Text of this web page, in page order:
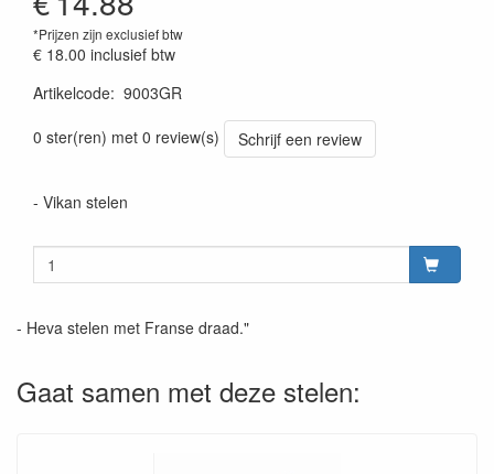
*Prijzen zijn exclusief btw
€ 18.00 inclusief btw
Artikelcode: 9003GR
0 ster(ren) met 0 review(s)
Schrijf een review
- Vikan stelen
- Heva stelen met Franse draad."
Gaat samen met deze stelen: